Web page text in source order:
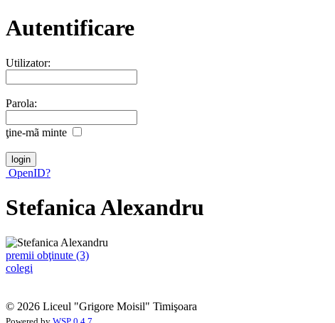
Autentificare
Utilizator:
Parola:
ţine-mã minte
OpenID?
Stefanica Alexandru
premii obţinute (3)
colegi
© 2026 Liceul "Grigore Moisil" Timişoara